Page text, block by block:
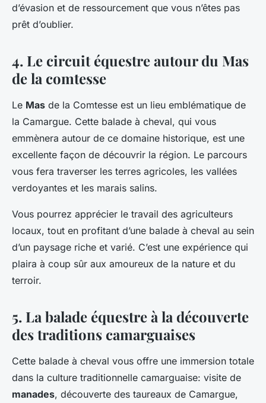
d’évasion et de ressourcement que vous n’êtes pas
prêt d’oublier.
4. Le circuit équestre autour du Mas
de la comtesse
Le Mas de la Comtesse est un lieu emblématique de
la Camargue. Cette balade à cheval, qui vous
emmènera autour de ce domaine historique, est une
excellente façon de découvrir la région. Le parcours
vous fera traverser les terres agricoles, les vallées
verdoyantes et les marais salins.
Vous pourrez apprécier le travail des agriculteurs
locaux, tout en profitant d’une balade à cheval au sein
d’un paysage riche et varié. C’est une expérience qui
plaira à coup sûr aux amoureux de la nature et du
terroir.
5. La balade équestre à la découverte
des traditions camarguaises
Cette balade à cheval vous offre une immersion totale
dans la culture traditionnelle camarguaise: visite de
manades, découverte des taureaux de Camargue,